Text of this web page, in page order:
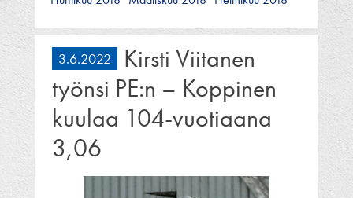
3.6.2022
Kirsti Viitanen
työnsi PE:n – Koppinen
kuulaa 104-vuotiaana
3,06